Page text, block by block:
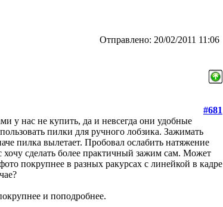
Отправлено: 20/02/2011 11:06
#681
у нас не купить, да и невсегда они удобные
пилки для ручного лобзика. Зажимать
пилка вылетает. Пробовал ослабить натяжение
сделать более практичный зажим сам. Может
покрупнее в разных ракурсах с линейкой в кадре
и поподробнее.